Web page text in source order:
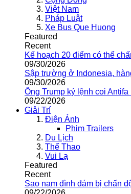
Việt Nam
Pháp Luật
Xe Bus Que Huong
Featured
Recent
Kế hoạch 20 điểm có thể
09/30/2026
Sập trường ở Indonesia,
09/30/2026
Ông Trump ký lệnh coi Antifa
09/22/2026
Giải Trí
Điện Ảnh
Phim Trailers
Du Lịch
Thể Thao
Vui Lạ
Featured
Recent
Sao nam đình đám bị chấn